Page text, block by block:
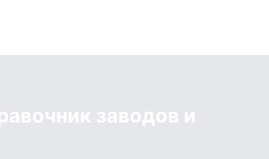
заводов и